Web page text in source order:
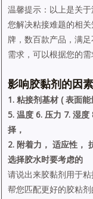
温馨提示：以上是关
您解决粘接难题的相
牌，数百款产品，满
需求，可以根据您的需
影响胶黏剂的因素
1. 粘接剂基材 ( 表面
5. 温度 6. 压力 7. 湿
择，
2. 附着力， 适应性，
选择胶水时要考虑的
请说出来胶黏剂用于
帮您匹配更好的胶粘